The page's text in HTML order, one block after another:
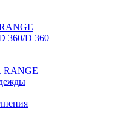
360/D 360